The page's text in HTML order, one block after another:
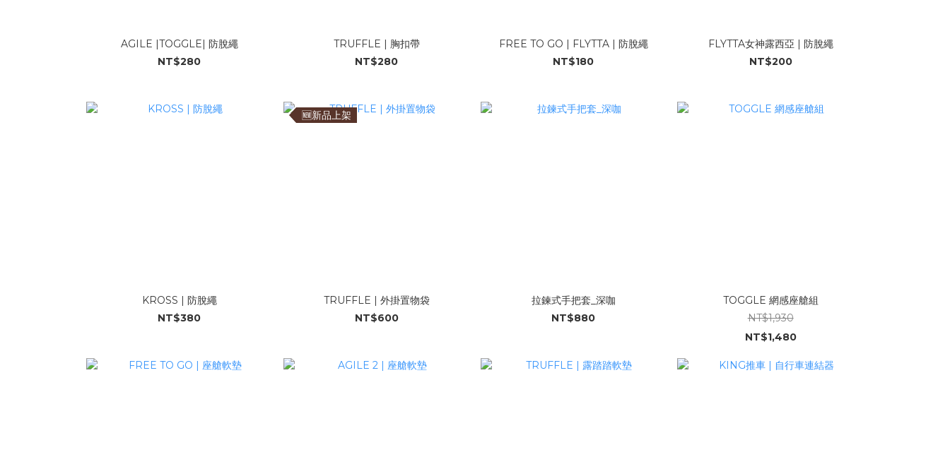
AGILE |TOGGLE| 防脫繩
NT$280
TRUFFLE | 胸扣帶
NT$280
FREE TO GO | FLYTTA | 防脫繩
NT$180
FLYTTA女神露西亞 | 防脫繩
NT$200
KROSS | 防脫繩
NT$380
🆕新品上架
TRUFFLE | 外掛置物袋
NT$600
拉鍊式手把套_深咖
NT$880
TOGGLE 網感座艙組
NT$1,930
NT$1,480